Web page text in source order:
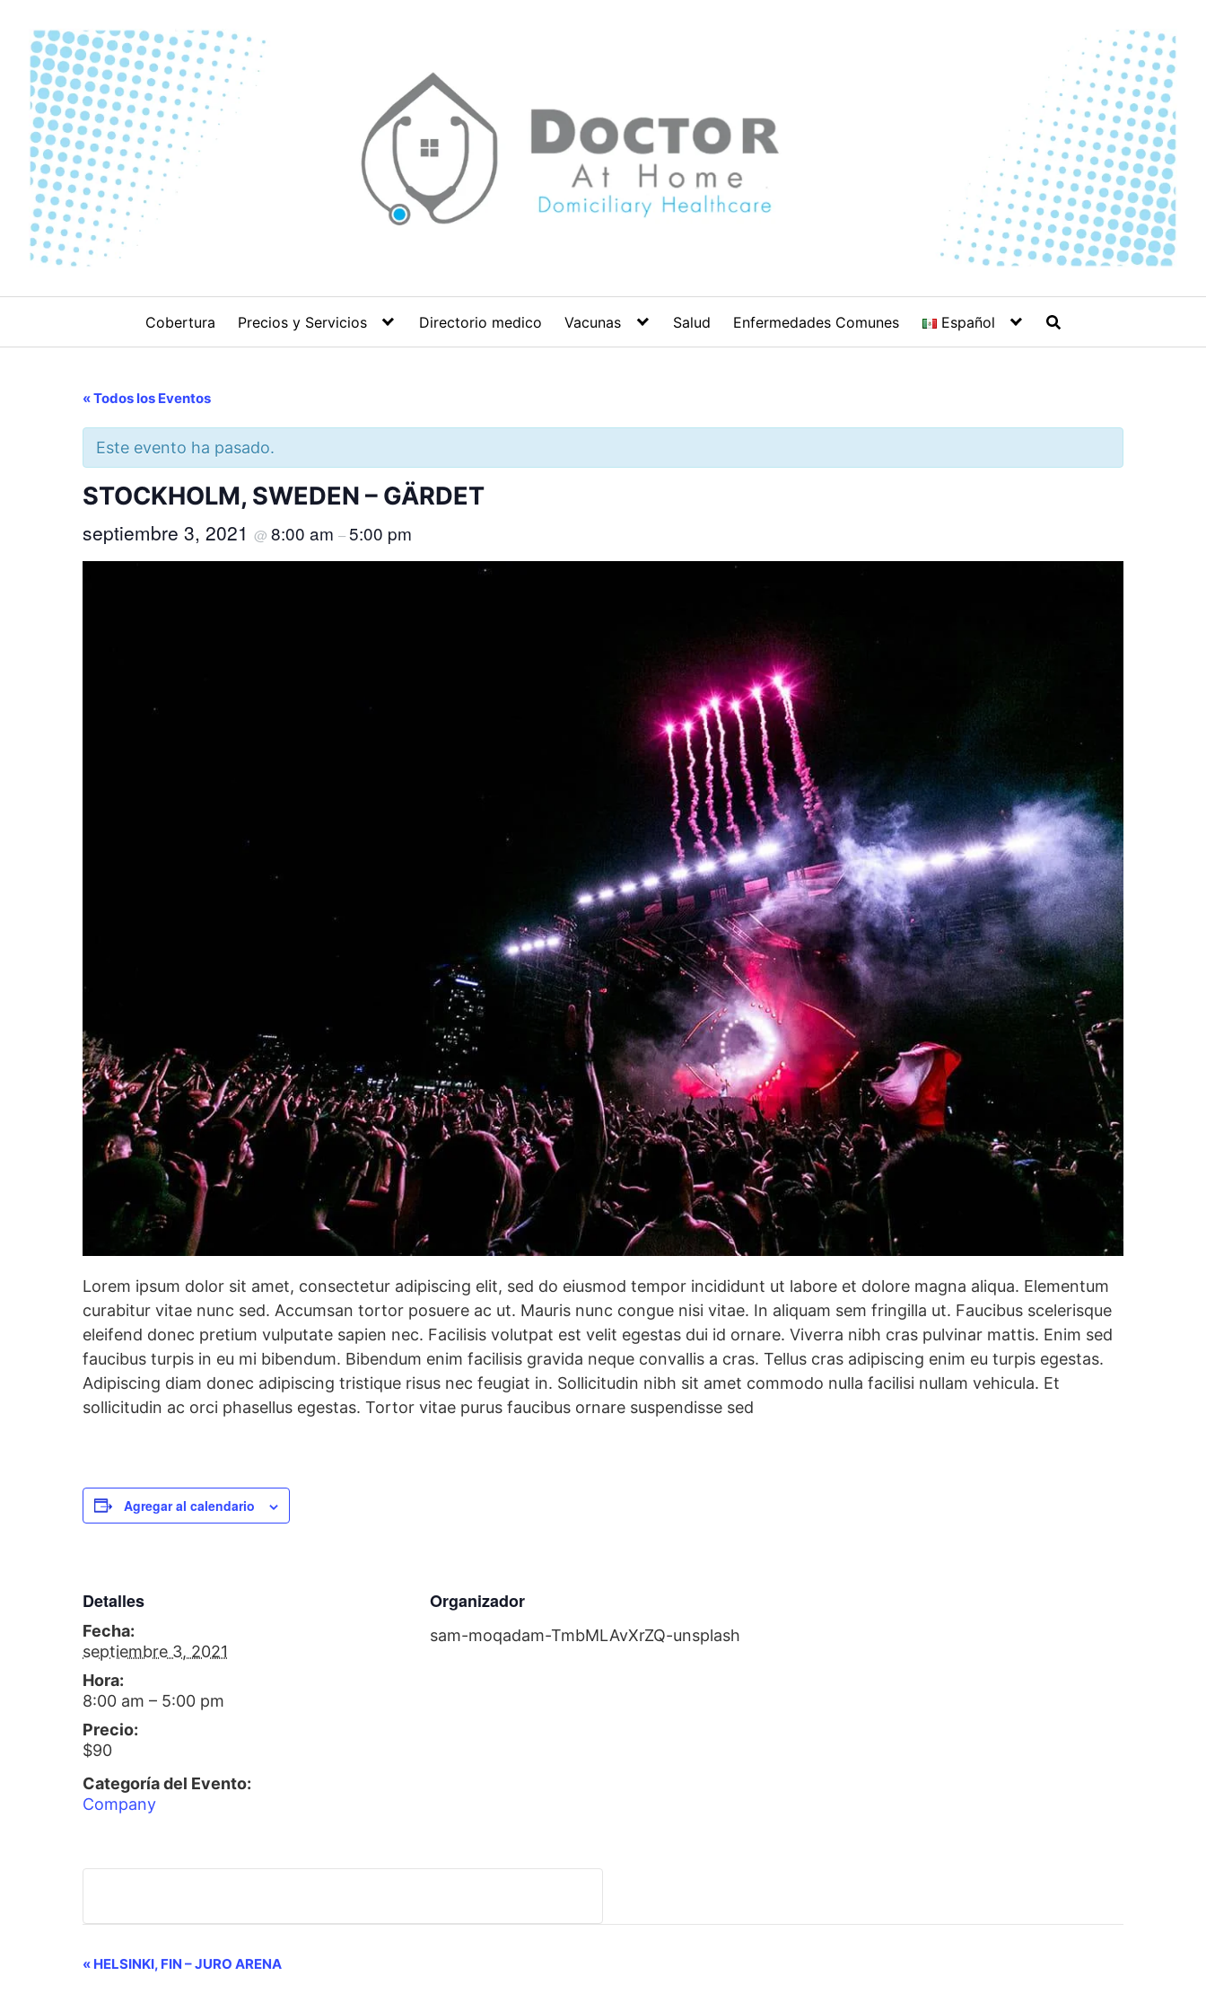
content
Cobertura Precios y Servicios Directorio medico Vacunas Salud Enfermedades Comunes Español
« Todos los Eventos
Este evento ha pasado.
STOCKHOLM, SWEDEN – GÄRDET
septiembre 3, 2021 @ 8:00 am –5:00 pm
Lorem ipsum dolor sit amet, consectetur adipiscing elit, sed do eiusmod tempor incididunt ut labore et dolore magna aliqua. Elementum
curabitur vitae nunc sed. Accumsan tortor posuere ac ut. Mauris nunc congue nisi vitae. In aliquam sem fringilla ut. Faucibus scelerisque
eleifend donec pretium vulputate sapien nec. Facilisis volutpat est velit egestas dui id ornare. Viverra nibh cras pulvinar mattis. Enim sed
faucibus turpis in eu mi bibendum. Bibendum enim facilisis gravida neque convallis a cras. Tellus cras adipiscing enim eu turpis egestas.
Adipiscing diam donec adipiscing tristique risus nec feugiat in. Sollicitudin nibh sit amet commodo nulla facilisi nullam vehicula. Et
sollicitudin ac orci phasellus egestas. Tortor vitae purus faucibus ornare suspendisse sed
Agregar al calendario
Detalles
Fecha:
septiembre 3, 2021
Hora:
8:00 am – 5:00 pm
Precio:
$90
Categoría del Evento:
Company
Organizador
sam-moqadam-TmbMLAvXrZQ-unsplash
E
« HELSINKI, FIN – JURO ARENA